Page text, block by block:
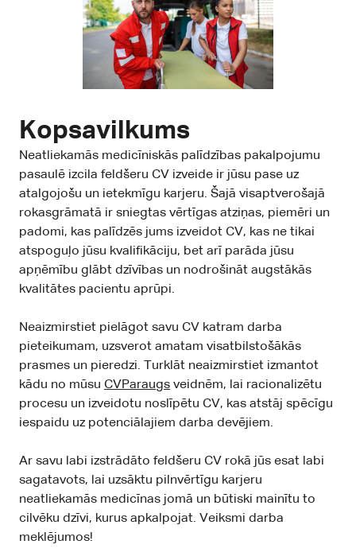
Kopsavilkums
Neatliekamās medicīniskās palīdzības pakalpojumu
pasaulē izcila feldšeru CV izveide ir jūsu pase uz
atalgojošu un ietekmīgu karjeru. Šajā visaptverošajā
rokasgrāmatā ir sniegtas vērtīgas atziņas, piemēri un
padomi, kas palīdzēs jums izveidot CV, kas ne tikai
atspoguļo jūsu kvalifikāciju, bet arī parāda jūsu
apņēmību glābt dzīvības un nodrošināt augstākās
kvalitātes pacientu aprūpi.
Neaizmirstiet pielāgot savu CV katram darba
pieteikumam, uzsverot amatam visatbilstošākās
prasmes un pieredzi. Turklāt neaizmirstiet izmantot
kādu no mūsu CVParaugs veidnēm, lai racionalizētu
procesu un izveidotu noslīpētu CV, kas atstāj spēcīgu
iespaidu uz potenciālajiem darba devējiem.
Ar savu labi izstrādāto feldšeru CV rokā jūs esat labi
sagatavots, lai uzsāktu pilnvērtīgu karjeru
neatliekamās medicīnas jomā un būtiski mainītu to
cilvēku dzīvi, kurus apkalpojat. Veiksmi darba
meklējumos!